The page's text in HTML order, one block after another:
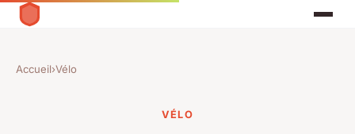
Accueil›Vélo
VÉLO